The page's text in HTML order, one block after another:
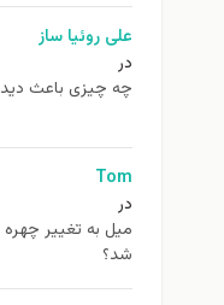
علی روئیا ساز
در
چه چیزی باعث
Tom
در
ميل به تغيير
شد؟